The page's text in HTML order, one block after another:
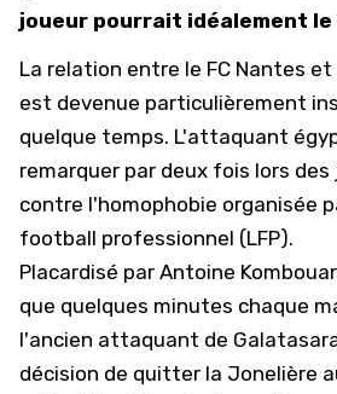
joueur pourrait idéalement le
La relation entre le FC Nantes et
est devenue particulièrement
quelque temps. L'attaquant
remarquer par deux fois lors
contre l'homophobie organisée
football professionnel (LFP).
Placardisé par Antoine
que quelques minutes chaque
l'ancien attaquant de
décision de quitter la Jonelière